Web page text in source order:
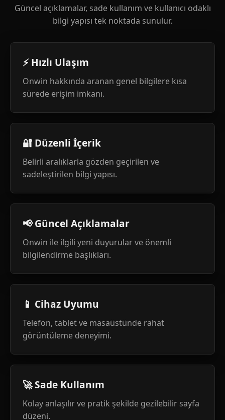
Güncel açıklamalar, sade kullanım ve kullanıcı odaklı
bilgi yapısı tek noktada sunulur.
⚡ Hızlı Ulaşım
Onwin hakkında aranan genel bilgilere kısa
sürede erişim imkanı.
🔐 Düzenli İçerik
Belirli aralıklarla gözden geçirilen ve
sadeleştirilen bilgi yapısı.
📢 Güncel Açıklamalar
Onwin ile ilgili yeni duyurular ve önemli
bilgilendirme başlıkları.
📱 Cihaz Uyumu
Telefon, tablet ve masaüstünde rahat
görüntüleme deneyimi.
🚀 Sade Kullanım
Kolay anlaşılır ve pratik şekilde gezilebilir sayfa
düzeni.